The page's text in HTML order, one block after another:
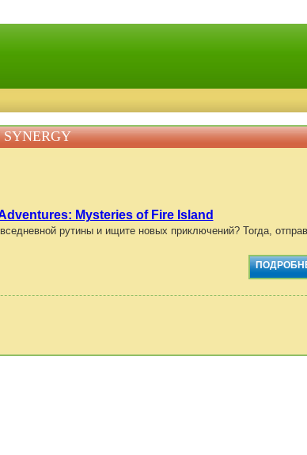
мини игры онлайн
Mysteries of Fire Island
рутины и ищите новых приключений? Тогда,